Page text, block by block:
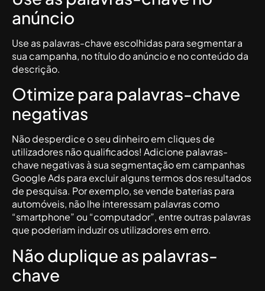
anúncio
Use as palavras-chave escolhidas para segmentar a
sua campanha, no título do anúncio e no conteúdo da
descrição.
Otimize para palavras-chave
negativas
Não desperdice o seu dinheiro em cliques de
utilizadores não qualificados! Adicione palavras-
chave negativas à sua segmentação em campanhas
Google Ads para excluir alguns termos dos resultados
de pesquisa. Por exemplo, se vende baterias para
automóveis, não lhe interessam palavras como
“smartphone” ou “computador”, entre outras palavras
que poderiam induzir os utilizadores em erro.
Não duplique as palavras-
chave